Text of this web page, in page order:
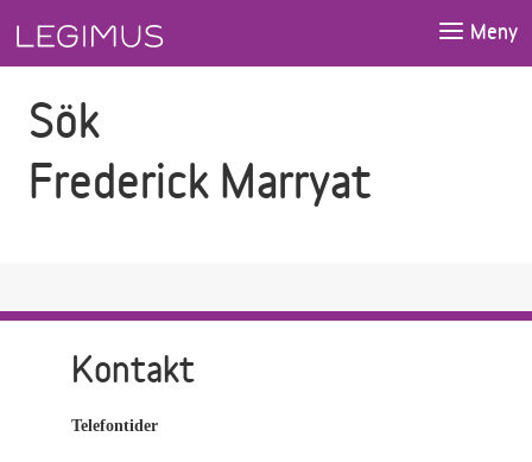
Meny
Sök
Frederick Marryat
Kontakt
Telefontider